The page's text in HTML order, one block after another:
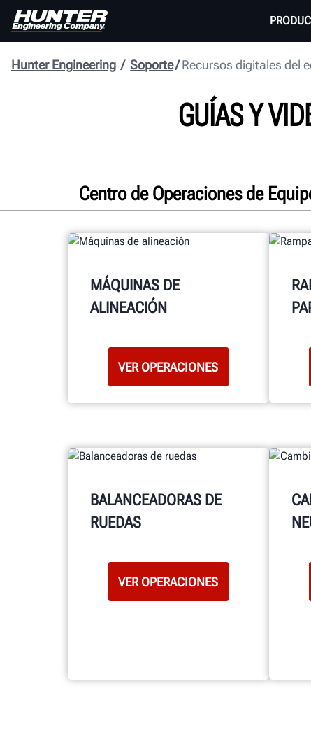
Recursos digitales del
Soporte
Hunter Engineering
GUÍAS Y
Centro de Operaciones de
MÁQUINAS DE
ALINEACIÓN
VER OPERACIONES
BALANCEADORAS DE
RUEDAS
VER OPERACIONES